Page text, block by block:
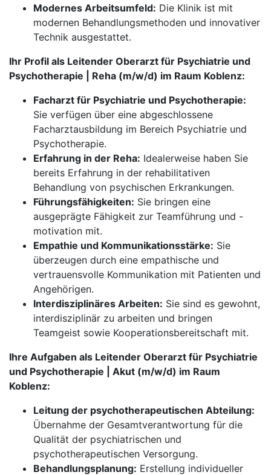
Modernes Arbeitsumfeld: Die Klinik ist mit
modernen Behandlungsmethoden und innovativer
Technik ausgestattet.
Ihr Profil als Leitender Oberarzt für Psychiatrie und
Psychotherapie | Reha (m/w/d) im Raum Koblenz:
Facharzt für Psychiatrie und Psychotherapie:
Sie verfügen über eine abgeschlossene
Facharztausbildung im Bereich Psychiatrie und
Psychotherapie.
Erfahrung in der Reha: Idealerweise haben Sie
bereits Erfahrung in der rehabilitativen
Behandlung von psychischen Erkrankungen.
Führungsfähigkeiten: Sie bringen eine
ausgeprägte Fähigkeit zur Teamführung und -
motivation mit.
Empathie und Kommunikationsstärke: Sie
überzeugen durch eine empathische und
vertrauensvolle Kommunikation mit Patienten und
Angehörigen.
Interdisziplinäres Arbeiten: Sie sind es gewohnt,
interdisziplinär zu arbeiten und bringen
Teamgeist sowie Kooperationsbereitschaft mit.
Ihre Aufgaben als Leitender Oberarzt für Psychiatrie
und Psychotherapie | Akut (m/w/d) im Raum
Koblenz:
Leitung der psychotherapeutischen Abteilung:
Übernahme der Gesamtverantwortung für die
Qualität der psychiatrischen und
psychotherapeutischen Versorgung.
Behandlungsplanung: Erstellung individueller